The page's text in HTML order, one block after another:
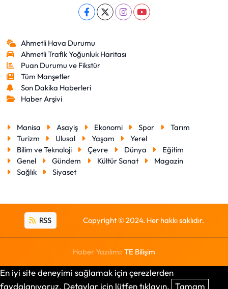
Ahmetli Hava Durumu
Ahmetli Trafik Yoğunluk Haritası
Puan Durumu ve Fikstür
Tüm Manşetler
Son Dakika Haberleri
Haber Arşivi
Manisa Asayiş Ekonomi Spor
Tarım
Turizm
Ulusal Yaşam
Yerel
Bilim ve Teknoloji
Çevre Dünya
Eğitim
Genel
Gündem Kültür Sanat
Magazin
Sağlık
Siyaset
RSS Copyright © 2024. Her hakkı saklıdır.
Haber Yazılımı: TE Bilişim
En iyi site deneyimi sağlamak için çerezlerden
faydalanıyoruz. Detaylar için lütfen tıklayın. Tamam